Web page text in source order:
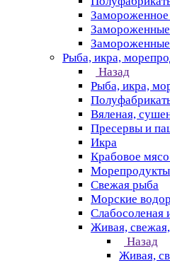
Рыба, икра,
Назад
Рыба, икра,
Вяленая,
Пресервы и
Икра
Крабовое
Морепродукты
Свежая рыба
Морские
Слабосоленая
Живая,
Назад
Живая,